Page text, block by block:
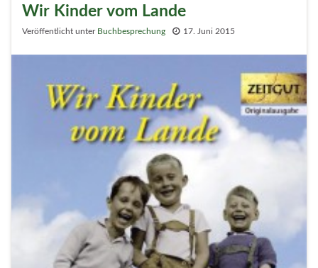
Wir Kinder vom Lande
Veröffentlicht unter Buchbesprechung 17. Juni 2015